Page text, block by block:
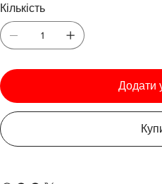
Кількість
Додати